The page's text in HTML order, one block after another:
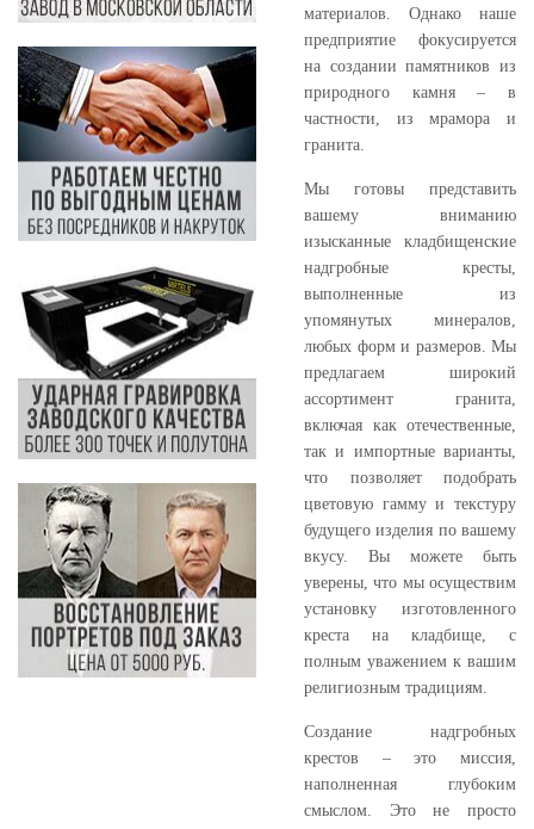
материалов. Однако наше
предприятие фокусируется
на создании памятников из
природного камня – в
частности, из мрамора и
гранита.
Мы готовы представить
вашему вниманию
изысканные кладбищенские
надгробные кресты,
выполненные из
упомянутых минералов,
любых форм и размеров. Мы
предлагаем широкий
ассортимент гранита,
включая как отечественные,
так и импортные варианты,
что позволяет подобрать
цветовую гамму и текстуру
будущего изделия по вашему
вкусу. Вы можете быть
уверены, что мы осуществим
установку изготовленного
креста на кладбище, с
полным уважением к вашим
религиозным традициям.
Создание надгробных
крестов – это миссия,
наполненная глубоким
смыслом. Это не просто